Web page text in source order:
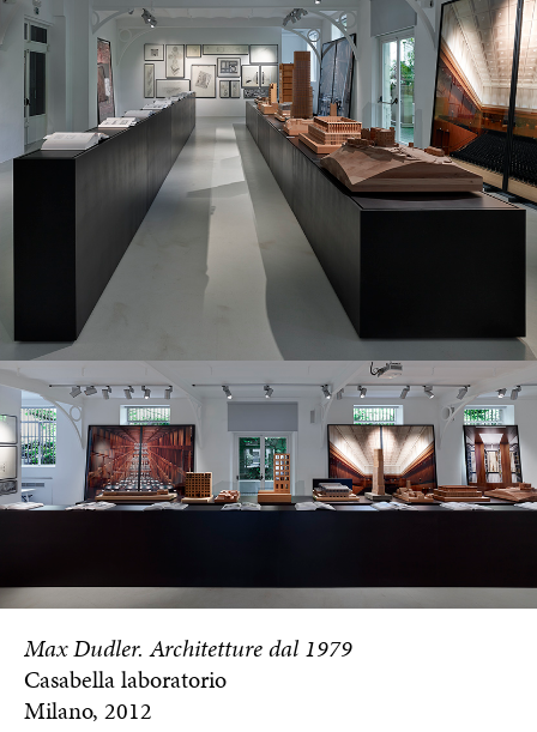
Max Dudler. Architetture dal 1979
Casabella laboratorio
Milano, 2012